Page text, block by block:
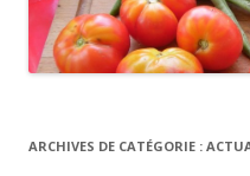
ARCHIVES DE CATÉGORIE :